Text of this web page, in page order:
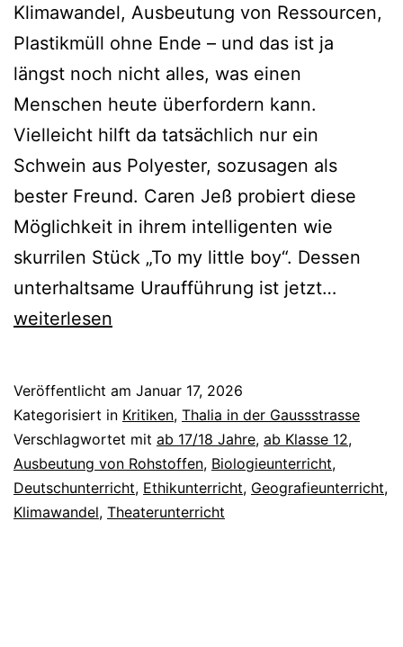
Klimawandel, Ausbeutung von Ressourcen,
Plastikmüll ohne Ende – und das ist ja
längst noch nicht alles, was einen
Menschen heute überfordern kann.
Vielleicht hilft da tatsächlich nur ein
Schwein aus Polyester, sozusagen als
bester Freund. Caren Jeß probiert diese
Möglichkeit in ihrem intelligenten wie
skurrilen Stück „To my little boy“. Dessen
unterhaltsame Uraufführung ist jetzt…
weiterlesen
Veröffentlicht am Januar 17, 2026
Kategorisiert in Kritiken, Thalia in der Gaussstrasse
Verschlagwortet mit ab 17/18 Jahre, ab Klasse 12,
Ausbeutung von Rohstoffen, Biologieunterricht,
Deutschunterricht, Ethikunterricht, Geografieunterricht,
Klimawandel, Theaterunterricht